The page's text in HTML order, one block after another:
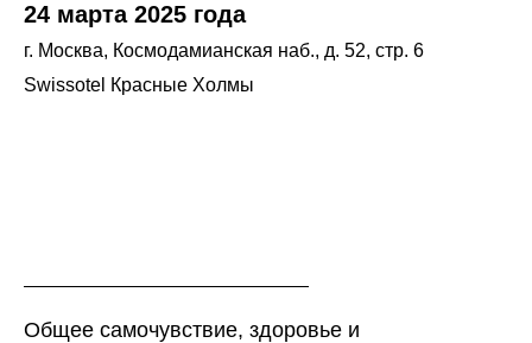
24 марта 2025 года
г. Москва, Космодамианская наб., д. 52, стр. 6
Swissotel Красные Холмы
Общее самочувствие, здоровье и